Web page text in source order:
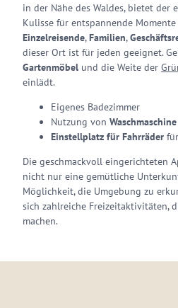
in der Nähe des Waldes, bietet der
Kulisse für entspannende Momente
Einzelreisende,Familien,
dieser Ort ist für jeden geeignet.
Gartenmöbel und die Weite der
einlädt.
Eigenes Badezimmer
Nutzung von
Einstellplatz für Fahrräder
Die geschmackvoll eingerichteten
nicht nur eine gemütliche
Möglichkeit, die Umgebung zu
sich zahlreiche Freizeitaktivitäten,
machen.